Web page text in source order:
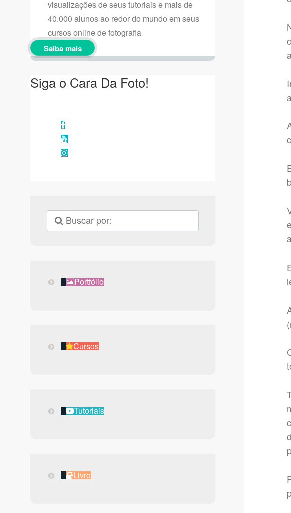
visualizações de seus tutoriais e mais de
40.000 alunos ao redor do mundo em seus
cursos online de fotografia
Saiba mais
Siga o Cara Da Foto!
Facebook
YouTube
Instagram
PortfólioPortfólio
CursosCursos
TutoriaisTutoriais
LivroLivro